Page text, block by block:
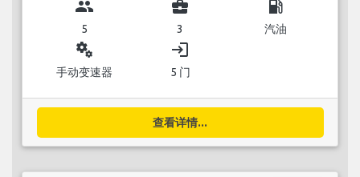
group
5
business_center
3
local_gas_station
汽油
miscellaneous_services
手动变速器
login
5 门
查看详情...